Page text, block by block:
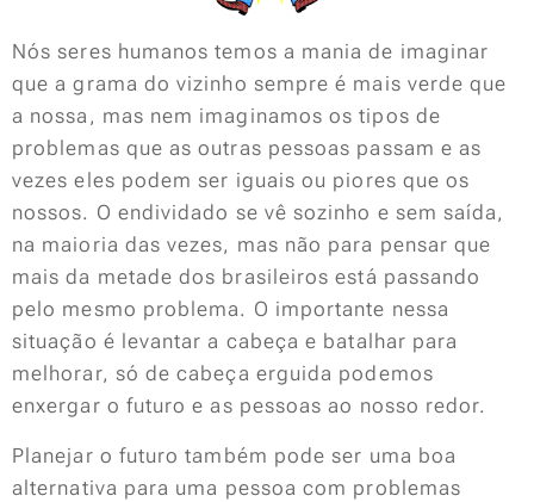
Nós seres humanos temos a mania de imaginar
que a grama do vizinho sempre é mais verde que
a nossa, mas nem imaginamos os tipos de
problemas que as outras pessoas passam e as
vezes eles podem ser iguais ou piores que os
nossos. O endividado se vê sozinho e sem saída,
na maioria das vezes, mas não para pensar que
mais da metade dos brasileiros está passando
pelo mesmo problema. O importante nessa
situação é levantar a cabeça e batalhar para
melhorar, só de cabeça erguida podemos
enxergar o futuro e as pessoas ao nosso redor.
Planejar o futuro também pode ser uma boa
alternativa para uma pessoa com problemas